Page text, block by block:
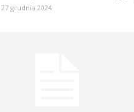
27 grudnia 2024